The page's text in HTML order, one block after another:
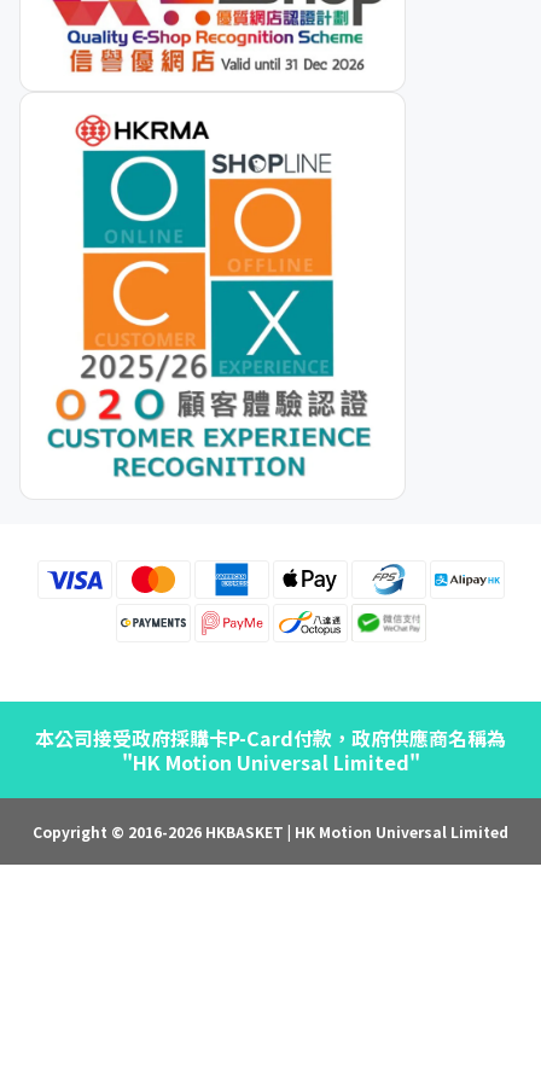
本公司接受政府採購卡P-Card付款，政府供應商名稱為
"HK Motion Universal Limited"
Copyright © 2016-2026 HKBASKET | HK Motion Universal Limited